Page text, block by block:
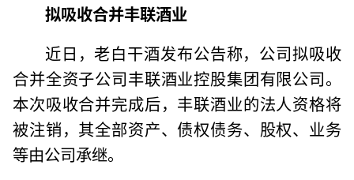
拟吸收合并丰联酒业
近日，老白干酒发布公告称，公司拟吸收
合并全资子公司丰联酒业控股集团有限公司。
本次吸收合并完成后，丰联酒业的法人资格将
被注销，其全部资产、债权债务、股权、业务
等由公司承继。